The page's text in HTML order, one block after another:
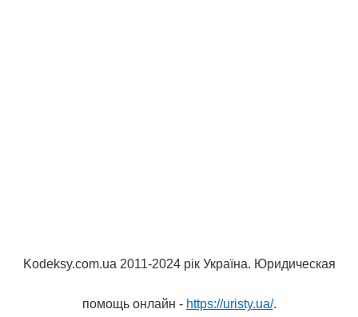
Kodeksy.com.ua 2011-2024 рік Україна. Юридическая
помощь онлайн - https://uristy.ua/.